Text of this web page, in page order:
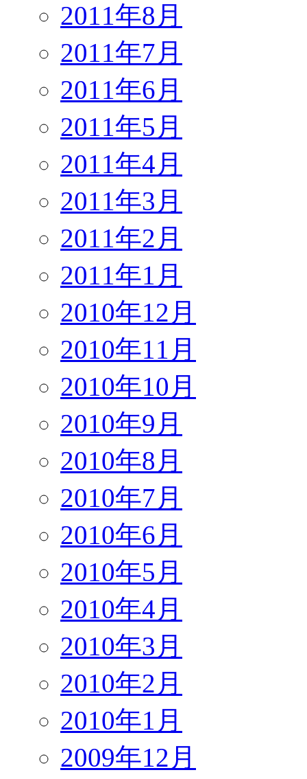
2011年8月
2011年7月
2011年6月
2011年5月
2011年4月
2011年3月
2011年2月
2011年1月
2010年12月
2010年11月
2010年10月
2010年9月
2010年8月
2010年7月
2010年6月
2010年5月
2010年4月
2010年3月
2010年2月
2010年1月
2009年12月